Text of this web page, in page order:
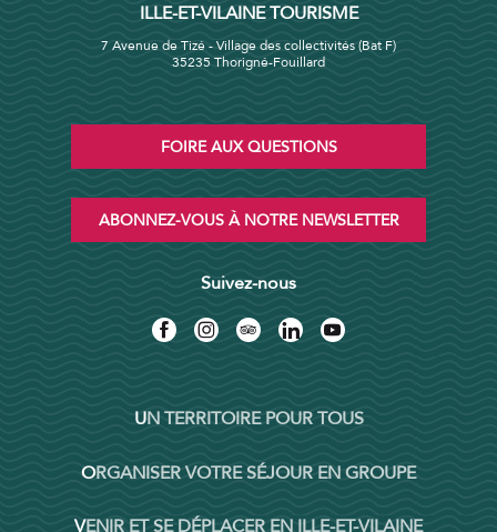
ILLE-ET-VILAINE TOURISME
7 Avenue de Tizé - Village des collectivités (Bat F)
35235 Thorigné-Fouillard
FOIRE AUX QUESTIONS
ABONNEZ-VOUS À NOTRE NEWSLETTER
Suivez-nous
UN TERRITOIRE POUR TOUS
ORGANISER VOTRE SÉJOUR EN GROUPE
VENIR ET SE DÉPLACER EN ILLE-ET-VILAINE